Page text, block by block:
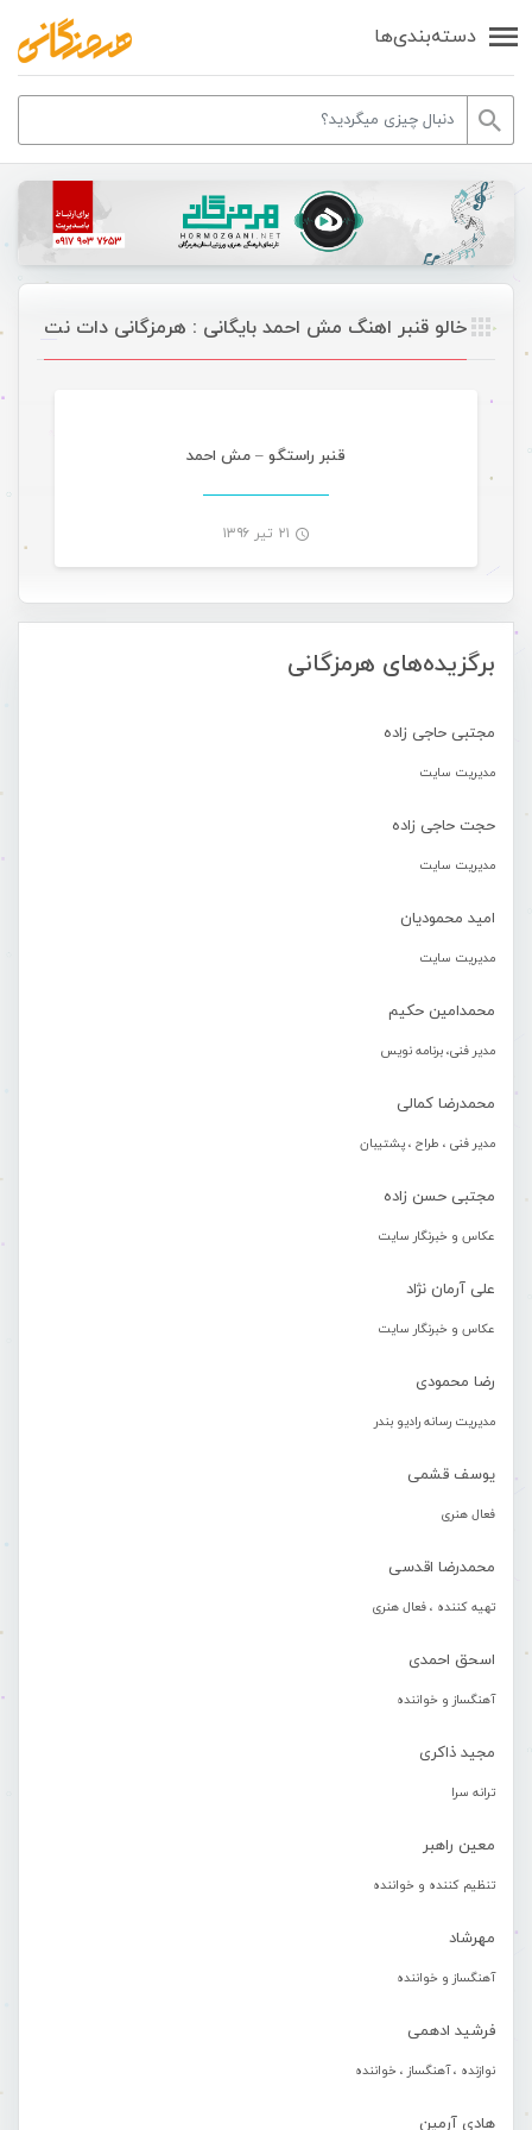
دسته‌بندی‌ها
برگزیده‌های هرمزگانی
مجتبی حاجی زاده
مدیریت سایت
حجت حاجی زاده
مدیریت سایت
امید محمودیان
مدیریت سایت
محمدامین حکیم
مدیر فنی، برنامه نویس
محمدرضا کمالی
مدیر فنی ، طراح ، پشتیبان
مجتبی حسن زاده
عکاس و خبرنگار سایت
علی آرمان نژاد
عکاس و خبرنگار سایت
رضا محمودی
مدیریت رسانه رادیو بندر
یوسف قشمی
فعال هنری
محمدرضا اقدسی
تهیه کننده ، فعال هنری
اسحق احمدی
آهنگساز و خواننده
مجید ذاکری
ترانه سرا
معین راهبر
تنظیم کننده و خواننده
مهرشاد
آهنگساز و خواننده
فرشید ادهمی
نوازنده ، آهنگساز ، خواننده
هادی آرمین
خالو قنبر اهنگ مش احمد بایگانی : هرمزگانی دات نت
قنبر راستگو – مش احمد
۲۱ تیر ۱۳۹۶